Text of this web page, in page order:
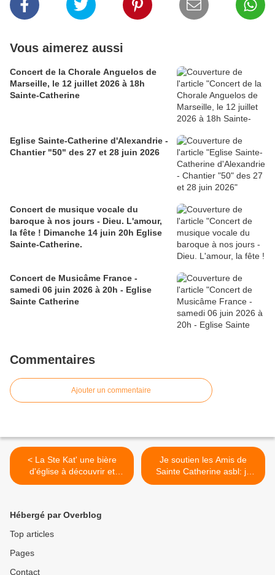
Vous aimerez aussi
Concert de la Chorale Anguelos de
Marseille, le 12 juillet 2026 à 18h
Sainte-Catherine
Eglise Sainte-Catherine d'Alexandrie -
Chantier "50" des 27 et 28 juin 2026
Concert de musique vocale du
baroque à nos jours - Dieu. L'amour,
la fête ! Dimanche 14 juin 20h Eglise
Sainte-Catherine.
Concert de Musicâme France -
samedi 06 juin 2026 à 20h - Eglise
Sainte Catherine
Commentaires
Ajouter un commentaire
< La Ste Kat' une bière
d'église à découvrir et
déguster à Sainte Catherine
Je soutien les Amis de
Sainte Catherine asbl: je
fais un don ! >
Hébergé par Overblog
Top articles
Pages
Contact